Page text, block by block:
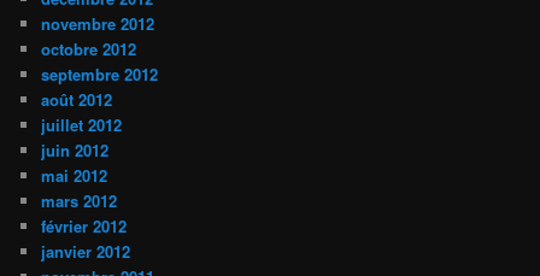
novembre 2012
octobre 2012
septembre 2012
août 2012
juillet 2012
juin 2012
mai 2012
mars 2012
février 2012
janvier 2012